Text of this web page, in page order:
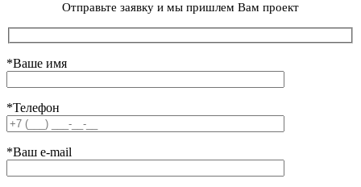
Отправьте заявку и мы пришлем Вам проект
*Ваше имя
*Телефон
*Ваш e-mail